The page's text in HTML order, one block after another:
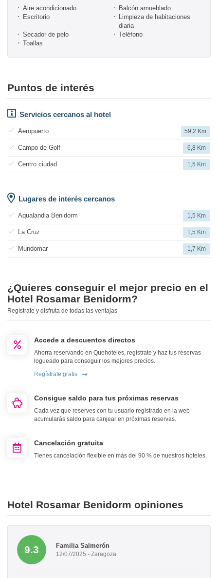
Aire acondicionado
Balcón amueblado
Escritorio
Limpieza de habitaciones
diaria
Secador de pelo
Teléfono
Toallas
Puntos de interés
Servicios cercanos al hotel
Aeropuerto 59,2 Km
Campo de Golf 6,8 Km
Centro ciudad 1,5 Km
Lugares de interés cercanos
Aqualandia Benidorm 1,5 Km
La Cruz 1,5 Km
Mundomar 1,7 Km
¿Quieres conseguir el mejor precio en el
Hotel Rosamar Benidorm?
Regístrate y disfruta de todas las ventajas
Accede a descuentos directos
Ahorra reservando en Quehoteles, regístrate y haz tus reservas
logueado para conseguir los mejores precios.
Regístrate gratis
Consigue saldo para tus próximas reservas
Cada vez que reserves con tu usuario registrado en la web
acumularás saldo para canjear en próximas reservas.
Cancelación gratuita
Tienes cancelación flexible en más del 90 % de nuestros hoteles.
Hotel Rosamar Benidorm opiniones
9.3 Familia Salmerón
12/07/2025 - Zaragoza